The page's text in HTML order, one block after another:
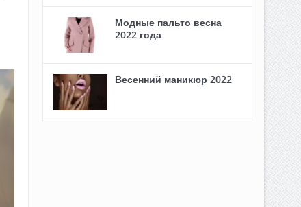
Модные пальто весна
2022 года
Весенний маникюр 2022